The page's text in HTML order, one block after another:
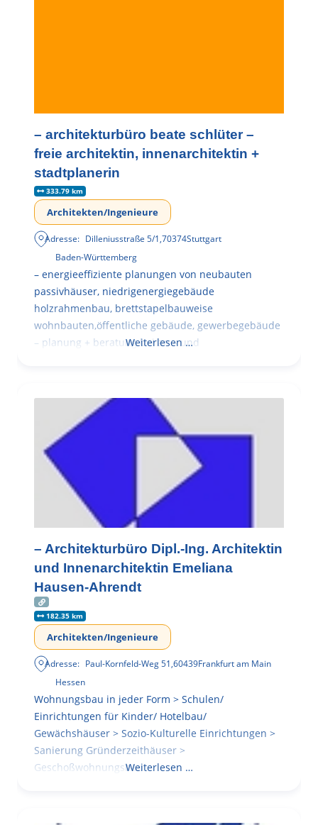
– architekturbüro beate schlüter –
freie architektin, innenarchitektin +
stadtplanerin
333.79 km
Architekten/Ingenieure
Adresse: Dilleniusstraße 5/1,70374Stuttgart
Baden-Württemberg
– energieeffiziente planungen von neubauten
passivhäuser, niedrigenergiegebäude
holzrahmenbau, brettstapelbauweise
wohnbauten,öffentliche gebäude, gewerbegebäude
– planung + beratung bei an – und
Weiterlesen …
– Architekturbüro Dipl.-Ing. Architektin
und Innenarchitektin Emeliana
Hausen-Ahrendt
182.35 km
Architekten/Ingenieure
Adresse: Paul-Kornfeld-Weg 51,60439Frankfurt am Main
Hessen
Wohnungsbau in jeder Form > Schulen/
Einrichtungen für Kinder/ Hotelbau/
Gewächshäuser > Sozio-Kulturelle Einrichtungen >
Sanierung Gründerzeithäuser >
GeschoßwohnungsbauWeiterlesen …